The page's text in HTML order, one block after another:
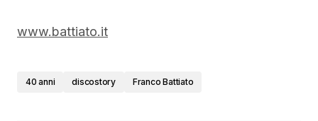
www.battiato.it
40 anni discostory Franco Battiato